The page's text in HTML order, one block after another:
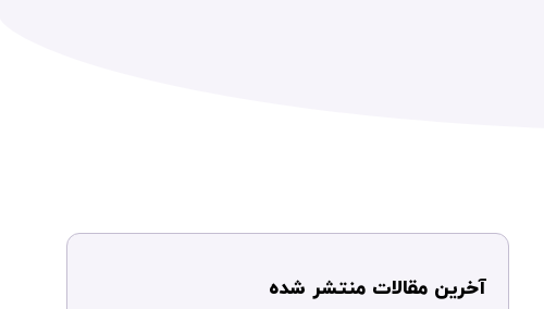
آخرین مقالات منتشر شده